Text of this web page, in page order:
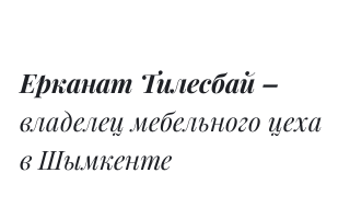
Ерканат Тилесбай –
владелец мебельного цеха
в Шымкенте